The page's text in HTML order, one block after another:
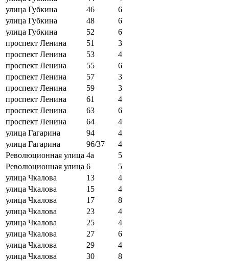
улица Губкина
46
6
улица Губкина
48
6
улица Губкина
52
6
проспект Ленина
51
3
проспект Ленина
53
4
проспект Ленина
55
6
проспект Ленина
57
3
проспект Ленина
59
3
проспект Ленина
61
4
проспект Ленина
63
6
проспект Ленина
64
4
улица Гагарина
94
4
улица Гагарина
96/37
4
Революционная улица 4а
5
Революционная улица 6
5
улица Чкалова
13
4
улица Чкалова
15
4
улица Чкалова
17
8
улица Чкалова
23
4
улица Чкалова
25
4
улица Чкалова
27
6
улица Чкалова
29
4
улица Чкалова
30
8